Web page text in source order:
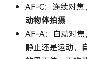
AF-C：连续对
动物体拍摄
AF-A：自动对
静止还是运动，